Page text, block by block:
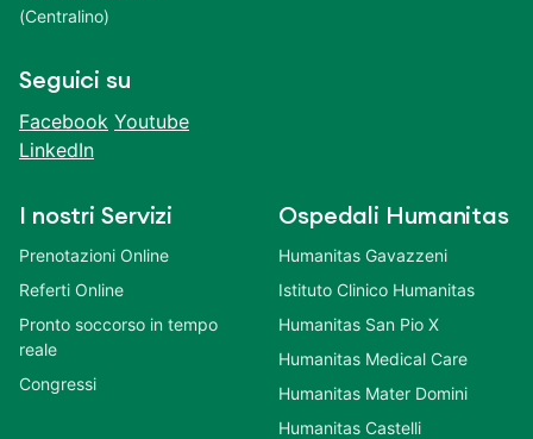
(Centralino)
Seguici su
Facebook Youtube
LinkedIn
I nostri Servizi
Prenotazioni Online
Referti Online
Pronto soccorso in tempo
reale
Congressi
Ospedali Humanitas
Humanitas Gavazzeni
Istituto Clinico Humanitas
Humanitas San Pio X
Humanitas Medical Care
Humanitas Mater Domini
Humanitas Castelli